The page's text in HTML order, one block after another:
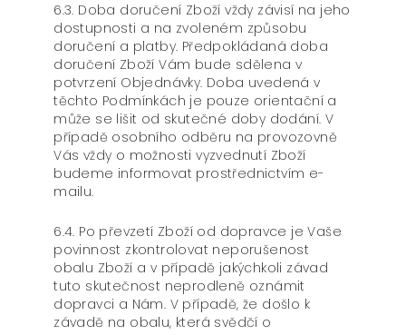
6.3. Doba doručení Zboží vždy závisí na jeho
dostupnosti a na zvoleném způsobu
doručení a platby. Předpokládaná doba
doručení Zboží Vám bude sdělena v
potvrzení Objednávky. Doba uvedená v
těchto Podmínkách je pouze orientační a
může se lišit od skutečné doby dodání. V
případě osobního odběru na provozovně
Vás vždy o možnosti vyzvednutí Zboží
budeme informovat prostřednictvím e-
mailu.
6.4. Po převzetí Zboží od dopravce je Vaše
povinnost zkontrolovat neporušenost
obalu Zboží a v případě jakýchkoli závad
tuto skutečnost neprodleně oznámit
dopravci a Nám. V případě, že došlo k
závadě na obalu, která svědčí o